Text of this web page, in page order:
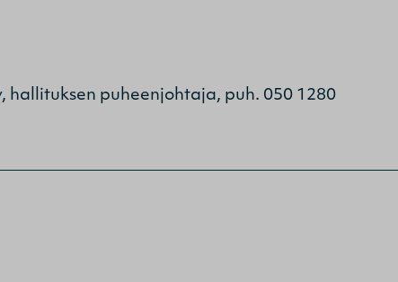
hallituksen puheenjohtaja, puh. 050 1280